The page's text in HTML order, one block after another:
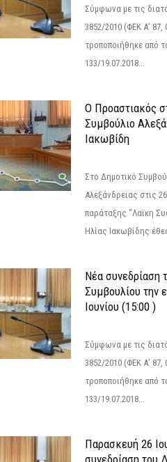
Σύμφωνα με τις
3852/2010 (ΦΕΚ Α’ 87,
τροποποιήθηκε από
133/19.07.2018...
Ο Προαστιακός
Συμβούλιο
Ιακωβίδη
Στο Δημοτικό
Αλεξάνδρειας στις
παράταξης "Λαϊκη
Ηλίας Ιακωβίδης
Νέα συνεδρίαση
Συμβουλίου την
Ιουνίου (15:00 )
Σύμφωνα με τις
3852/2010 (ΦΕΚ Α’ 87,
τροποποιήθηκε από
133/19.07.2018...
Παρασκευή 26
συνεδρίαση του